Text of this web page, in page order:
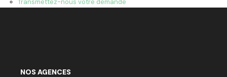
ACTU & FISCALITÉ
NOS AGENCES